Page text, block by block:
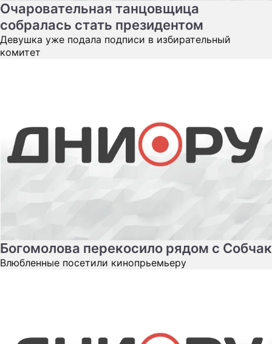
Очаровательная танцовщица
собралась стать президентом
Девушка уже подала подписи в избирательный
комитет
Богомолова перекосило рядом с Собчак
Влюбленные посетили кинопрьемьеру